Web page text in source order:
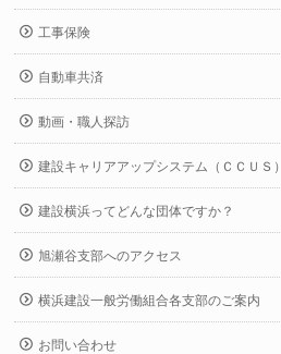
工事保険
自動車共済
動画・職人探訪
建設キャリアアップシステム（ＣＣＵＳ）
建設横浜ってどんな団体ですか？
旭瀬谷支部へのアクセス
横浜建設一般労働組合各支部のご案内
お問い合わせ